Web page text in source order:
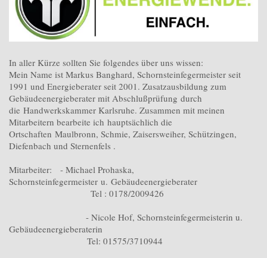
In aller Kürze sollten Sie folgendes über uns wissen:
Mein Name ist Markus Banghard, Schornsteinfegermeister seit
1991 und Energieberater seit 2001. Zusatzausbildung zum
Gebäudeenergieberater mit Abschlußprüfung durch
die Handwerkskammer Karlsruhe. Zusammen mit meinen
Mitarbeitern bearbeite ich hauptsächlich die
Ortschaften Maulbronn, Schmie, Zaisersweiher, Schützingen,
Diefenbach und Sternenfels .
Mitarbeiter: - Michael Prohaska,
Schornsteinfegermeister u. Gebäudeenergieberater
Tel : 0178/2009426
- Nicole Hof, Schornsteinfegermeisterin u.
Gebäudeenergieberaterin
Tel: 01575/3710944